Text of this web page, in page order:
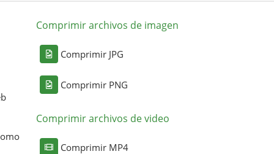
Comprimir archivos de imagen
Comprimir JPG
Comprimir PNG
Comprimir archivos de video
Comprimir MP4